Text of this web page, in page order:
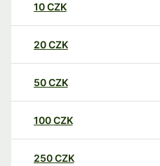
10CZK
20CZK
50CZK
100CZK
250CZK